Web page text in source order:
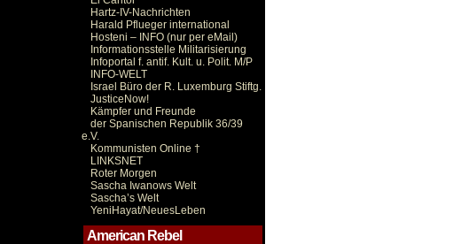
Hartz-IV-Nachrichten
Harald Pflueger international
Hosteni – INFO (nur per eMail)
Informationsstelle Militarisierung
Infoportal f. antif. Kult. u. Polit. M/P
INFO-WELT
Israel Büro der R. Luxemburg Stiftg.
JusticeNow!
Kämpfer und Freunde
der Spanischen Republik 36/39
e.V.
Kommunisten Online †
LINKSNET
Roter Morgen
Sascha Iwanows Welt
Sascha’s Welt
YeniHayat/NeuesLeben
American Rebel